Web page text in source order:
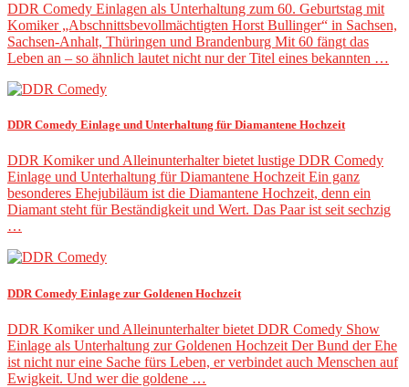
DDR Comedy Einlagen als Unterhaltung zum 60. Geburtstag mit
Komiker „Abschnittsbevollmächtigten Horst Bullinger“ in Sachsen,
Sachsen-Anhalt, Thüringen und Brandenburg Mit 60 fängt das
Leben an – so ähnlich lautet nicht nur der Titel eines bekannten …
DDR Comedy Einlage und Unterhaltung für Diamantene Hochzeit
DDR Komiker und Alleinunterhalter bietet lustige DDR Comedy
Einlage und Unterhaltung für Diamantene Hochzeit Ein ganz
besonderes Ehejubiläum ist die Diamantene Hochzeit, denn ein
Diamant steht für Beständigkeit und Wert. Das Paar ist seit sechzig
…
DDR Comedy Einlage zur Goldenen Hochzeit
DDR Komiker und Alleinunterhalter bietet DDR Comedy Show
Einlage als Unterhaltung zur Goldenen Hochzeit Der Bund der Ehe
ist nicht nur eine Sache fürs Leben, er verbindet auch Menschen auf
Ewigkeit. Und wer die goldene …